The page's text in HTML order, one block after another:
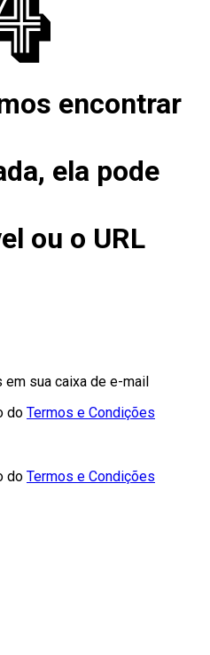
encontrar
ela pode
ou o URL
em sua caixa de e-mail
do Termos e Condições
do Termos e Condições